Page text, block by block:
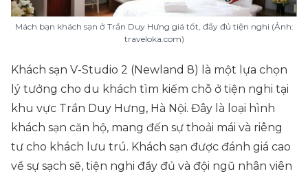
Mách bạn khách sạn ở Trần Duy Hưng giá tốt, đầy đủ tiện nghi (Ảnh:
traveloka.com)
Khách sạn V-Studio 2 (Newland 8) là một lựa chọn
lý tưởng cho du khách tìm kiếm chỗ ở tiện nghi tại
khu vực Trần Duy Hưng, Hà Nội. Đây là loại hình
khách sạn căn hộ, mang đến sự thoải mái và riêng
tư cho khách lưu trú. Khách sạn được đánh giá cao
về sự sạch sẽ, tiện nghi đầy đủ và đội ngũ nhân viên